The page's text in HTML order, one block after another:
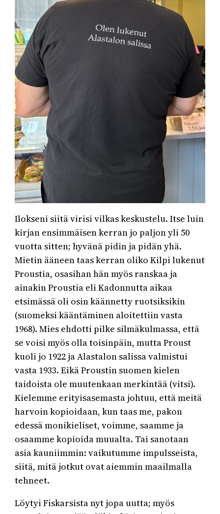
Ilokseni siitä virisi vilkas keskustelu. Itse luin
kirjan ensimmäisen kerran jo paljon yli 50
vuotta sitten; hyvänä pidin ja pidän yhä.
Mietin ääneen taas kerran oliko Kilpi lukenut
Proustia, osasihan hän myös ranskaa ja
ainakin Proustia eli Kadonnutta aikaa
etsimässä oli osin käännetty ruotsiksikin
(suomeksi kääntäminen aloitettiin vasta
1968). Mies ehdotti pilke silmäkulmassa, että
se voisi myös olla toisinpäin, mutta Proust
kuoli jo 1922 ja Alastalon salissa valmistui
vasta 1933. Eikä Proustin suomen kielen
taidoista ole muutenkaan merkintää (vitsi).
Kielemme erityisasemasta johtuu, että meitä
harvoin kopioidaan, kun taas me, pakon
edessä monikieliset, voimme, saamme ja
osaamme kopioida muualta. Tai sanotaan
asia kauniimmin: vaikutumme impulsseista,
siitä, mitä jotkut ovat aiemmin maailmalla
tehneet.
Löytyi Fiskarsista nyt jopa uutta; myös